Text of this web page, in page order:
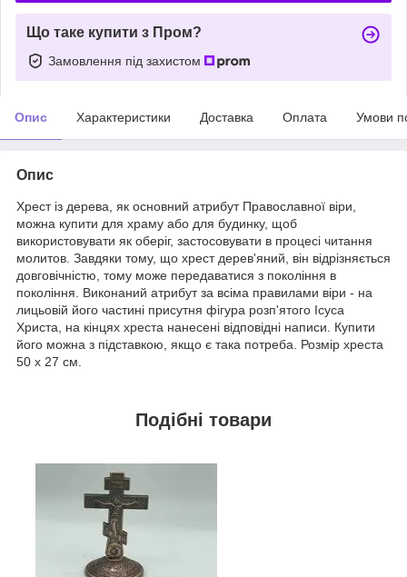
Що таке купити з Пром?
Замовлення під захистом
Опис Характеристики Доставка Оплата Умови
Опис
Хрест із дерева, як основний атрибут Православної віри,
можна купити для храму або для будинку, щоб
використовувати як оберіг, застосовувати в процесі читання
молитов. Завдяки тому, що хрест дерев'яний, він відрізняється
довговічністю, тому може передаватися з покоління в
покоління. Виконаний атрибут за всіма правилами віри - на
лицьовій його частині присутня фігура розп'ятого Ісуса
Христа, на кінцях хреста нанесені відповідні написи. Купити
його можна з підставкою, якщо є така потреба. Розмір хреста
50 х 27 см.
Подібні товари